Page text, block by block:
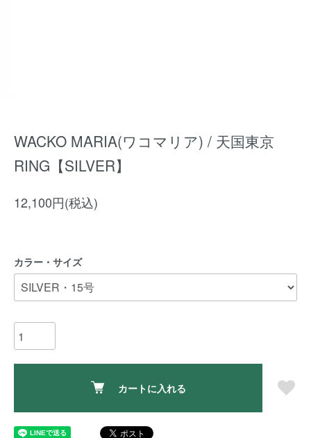
WACKO MARIA(ワコマリア) / 天国東京
RING【SILVER】
12,100円(税込)
カラー・サイズ
カートに入れる